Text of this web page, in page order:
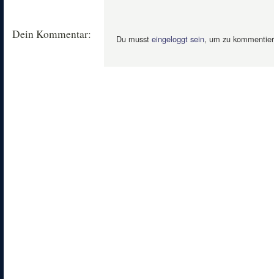
Dein Kommentar: Du musst eingeloggt sein, um zu